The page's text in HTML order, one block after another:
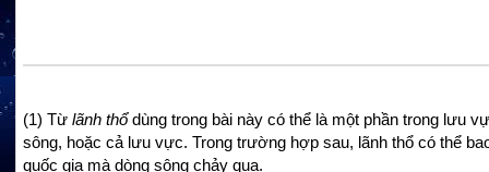
(1) Từ lãnh thổdùng trong bài này có thể là một phần trong lưu
sông, hoặc cả lưu vực. Trong trường hợp sau, lãnh thổ có thể
quốc gia mà dòng sông chảy qua.